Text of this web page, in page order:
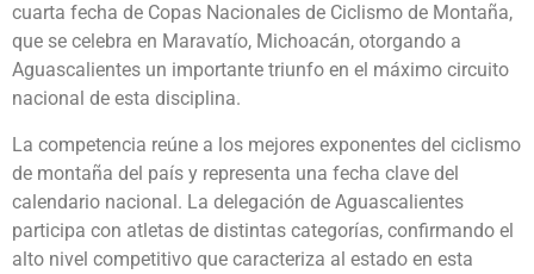
cuarta fecha de Copas Nacionales de Ciclismo de Montaña,
que se celebra en Maravatío, Michoacán, otorgando a
Aguascalientes un importante triunfo en el máximo circuito
nacional de esta disciplina.
La competencia reúne a los mejores exponentes del ciclismo
de montaña del país y representa una fecha clave del
calendario nacional. La delegación de Aguascalientes
participa con atletas de distintas categorías, confirmando el
alto nivel competitivo que caracteriza al estado en esta